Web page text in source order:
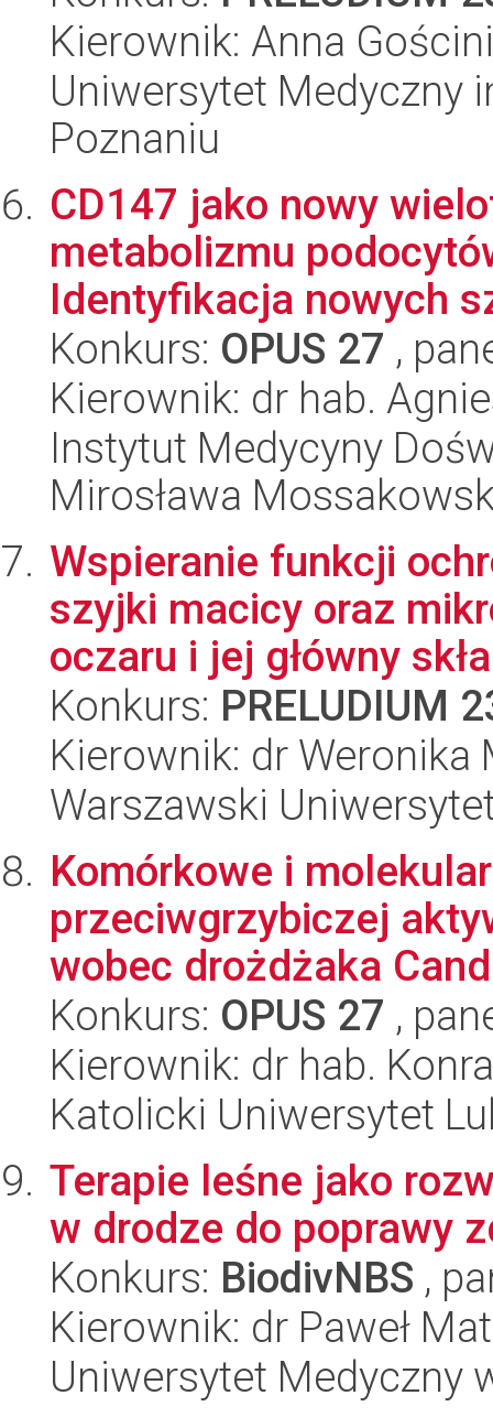
Kierownik: Anna
Uniwersytet Medyczny
Poznaniu
CD147 jako nowy
metabolizmu
Identyfikacja nowych
Konkurs: OPUS 27 ,
Kierownik: dr hab.
Instytut Medycyny
Mirosława
Wspieranie funkcji
szyjki macicy oraz
oczaru i jej główny
Konkurs: PRELUDIUM
Kierownik: dr
Warszawski
Komórkowe i
przeciwgrzybiczej
wobec drożdżaka
Konkurs: OPUS 27 ,
Kierownik: dr hab.
Katolicki Uniwersytet
Terapie leśne jako
w drodze do poprawy
Konkurs: BiodivNBS ,
Kierownik: dr Paweł
Uniwersytet Medyczny